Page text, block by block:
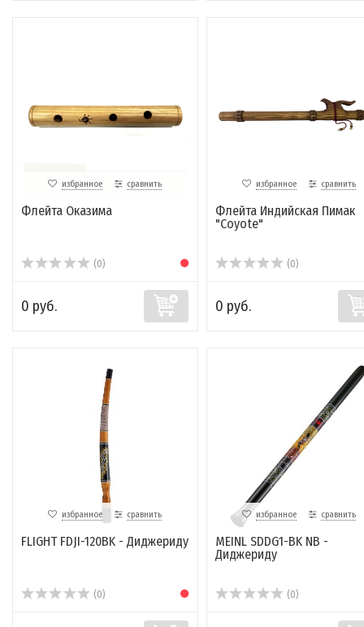
избранное сравнить
Флейта Оказима
(0)
0 руб.
избранное сравнить
Флейта Индийская Пимак
"Coyote"
(0)
0 руб.
избранное сравнить
FLIGHT FDJI-120BK - Диджериду
(0)
избранное сравнить
MEINL SDDG1-BK NB -
Диджериду
(0)